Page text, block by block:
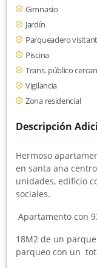
Gimnasio
Jardín
Parqueadero
Piscina
Trans. público
Vigilancia
Zona residencial
Descripción
Hermoso
en santa ana
unidades, edificio
sociales.
Apartamento con
18M2 de un
parqueo con un